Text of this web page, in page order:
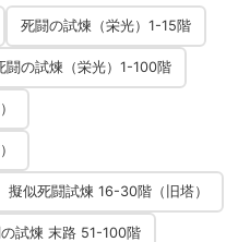
死闘の試煉（栄光）1-15階
闘の試煉（栄光）1-100階
擬似死闘試煉 16-30階（旧塔）
試煉 末路 51-100階